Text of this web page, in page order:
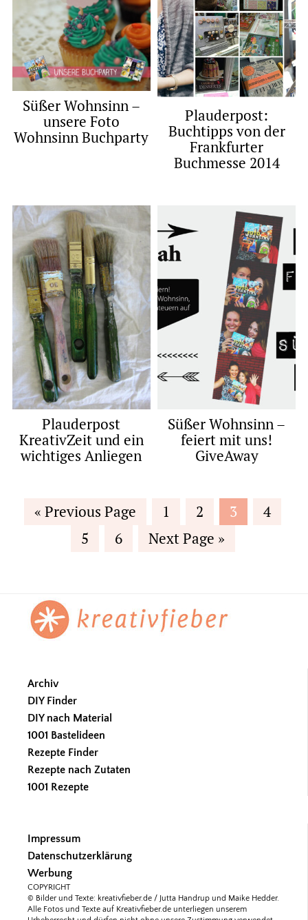
Süßer Wohnsinn –
unsere Foto
Wohnsinn Buchparty
Plauderpost:
Buchtipps von der
Frankfurter
Buchmesse 2014
Plauderpost
KreativZeit und ein
wichtiges Anliegen
Süßer Wohnsinn –
feiert mit uns!
GiveAway
« Go
Previous Page Page
1 Page
2 Page
3 Page
4
Page
5 Page
6
Go
Next Page »
Footer
Archiv
DIY Finder
DIY nach Material
1001 Bastelideen
Rezepte Finder
Rezepte nach Zutaten
1001 Rezepte
Impressum
Datenschutzerklärung
Werbung
COPYRIGHT
© Bilder und Texte: kreativfieber.de / Jutta Handrup und Maike Hedder.
Alle Fotos und Texte auf Kreativfieber.de unterliegen unserem